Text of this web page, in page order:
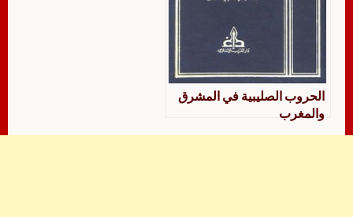
الحروب الصليبية في المشرق
والمغرب